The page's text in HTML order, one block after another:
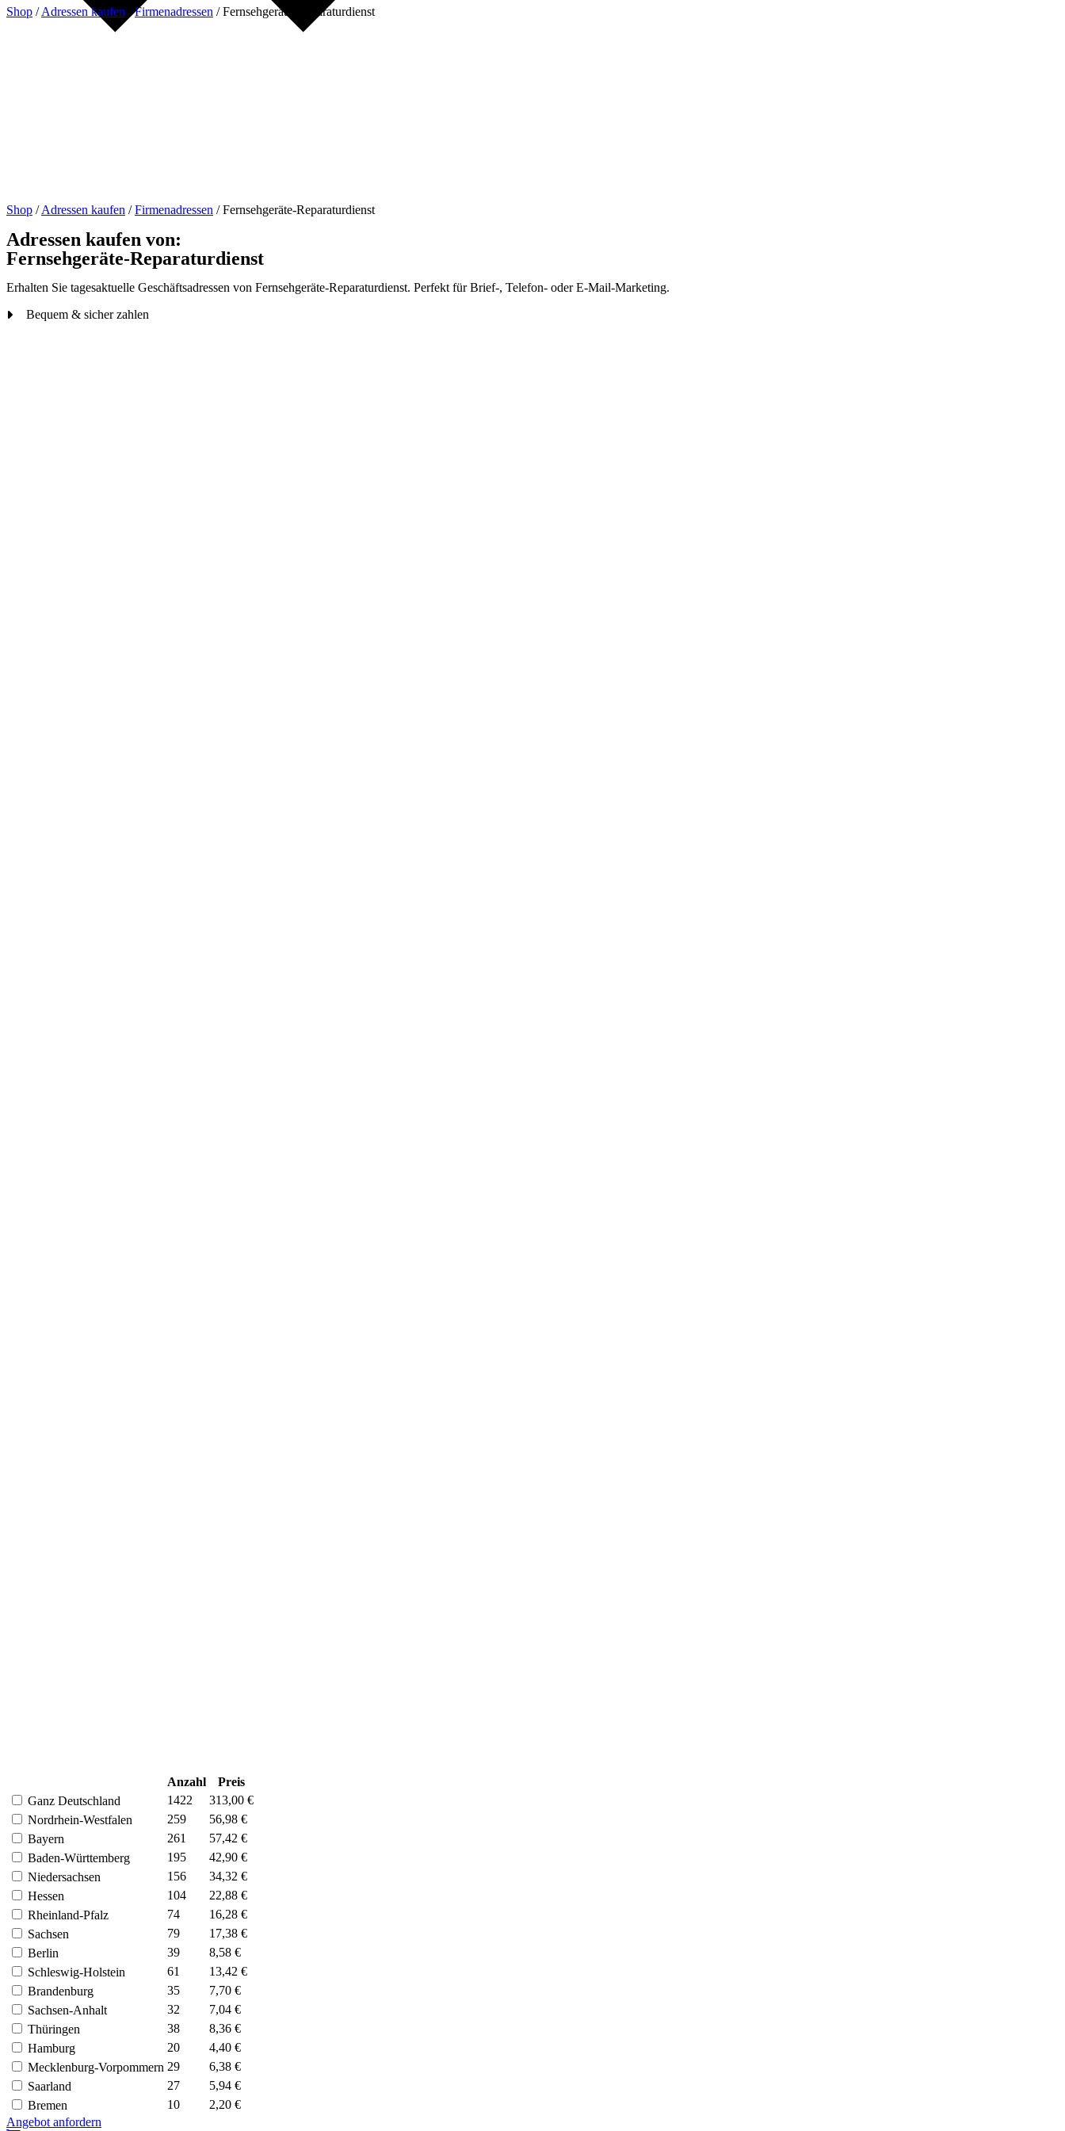
Shop /Adressen kaufen /Firmenadressen /Fernsehgeräte-Reparaturdienst
Shop /Adressen kaufen /Firmenadressen /Fernsehgeräte-Reparaturdienst
Adressen kaufen von:
Fernsehgeräte-Reparaturdienst
Erhalten Sie tagesaktuelle Geschäftsadressen von Fernsehgeräte-Reparaturdienst. Perfekt für Brief-, Telefon- oder E-Mail-Marketing.
Bequem & sicher zahlen
Anzahl
Preis
Ganz Deutschland
1422
313,00 €
Nordrhein-Westfalen
259
56,98 €
Bayern
261
57,42 €
Baden-Württemberg
195
42,90 €
Niedersachsen
156
34,32 €
Hessen
104
22,88 €
Rheinland-Pfalz
74
16,28 €
Sachsen
79
17,38 €
Berlin
39
8,58 €
Schleswig-Holstein
61
13,42 €
Brandenburg
35
7,70 €
Sachsen-Anhalt
32
7,04 €
Thüringen
38
8,36 €
Hamburg
20
4,40 €
Mecklenburg-Vorpommern 29
6,38 €
Saarland
27
5,94 €
Bremen
10
2,20 €
Angebot anfordern